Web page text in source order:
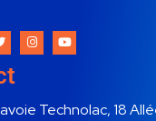
Technolac, 18